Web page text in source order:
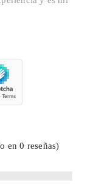
en 0 reseñas)